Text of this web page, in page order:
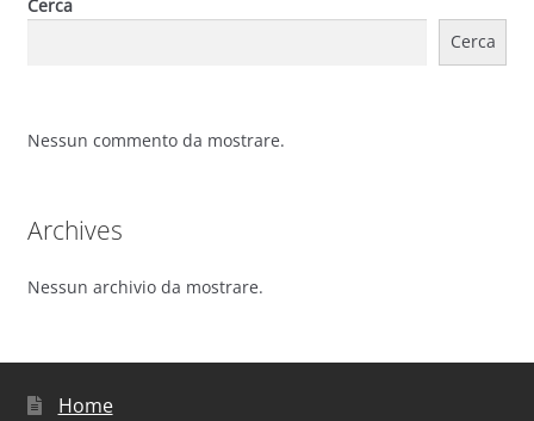
Cerca
Cerca
Nessun commento da mostrare.
Archives
Nessun archivio da mostrare.
Home